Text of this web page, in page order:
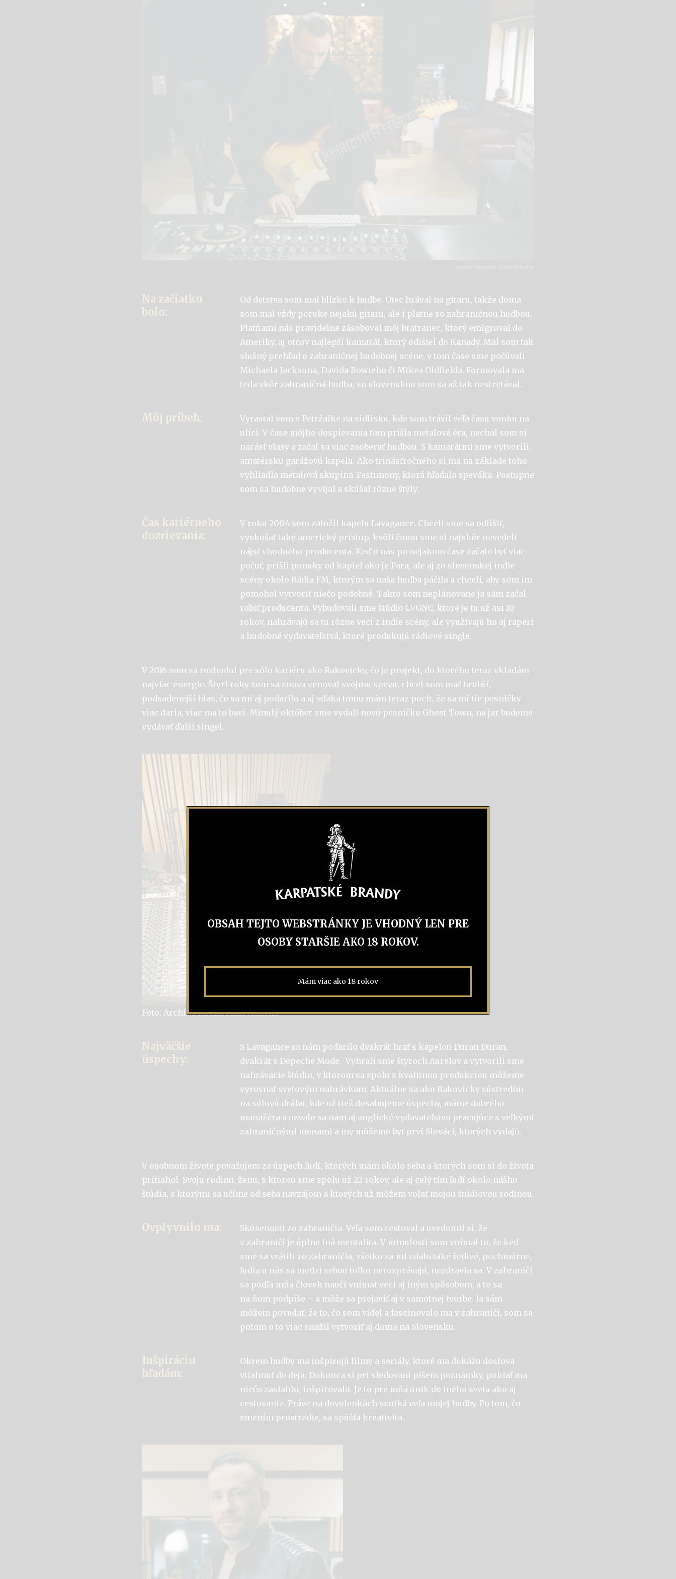
Na začiatku
bolo:
Od detstva som mal blízko k hudbe. Otec hrával na gitaru, takže doma
som mal vždy poruke nejakú gitaru, ale i platne so zahraničnou hudbou.
Platňami nás pravidelne zásoboval môj bratranec, ktorý emigroval do
Ameriky, aj otcov najlepší kamarát, ktorý odišiel do Kanady. Mal som tak
slušný prehľad o zahraničnej hudobnej scéne, v tom čase sme počúvali
Michaela Jacksona, Davida Bowieho či Mikea Oldfielda. Formovala ma
teda skôr zahraničná hudba, so slovenskou som sa až tak nestretával.
Môj príbeh:
Vyrastal som v Petržalke na sídlisku, kde som trávil veľa času vonku na
ulici. V čase môjho dospievania tam prišla metalová éra, nechal som si
narásť vlasy a začal sa viac zaoberať hudbou. S kamarátmi sme vytvorili
amatérsku garážovú kapelu. Ako trinásťročného si ma na základe toho
vyhliadla metalová skupina Testimony, ktorá hľadala speváka. Postupne
som sa hudobne vyvíjal a skúšal rôzne štýly.
Čas kariérneho
dozrievania:
V roku 2004 som založil kapelu Lavagance. Chceli sme sa odlíšiť,
vyskúšať taký americký prístup, kvôli čomu sme si najskôr nevedeli
nájsť vhodného producenta. Keď o nás po nejakom čase začalo byť viac
počuť, prišli ponuky od kapiel ako je Para, ale aj zo slovenskej indie
scény okolo Rádia FM, ktorým sa naša hudba páčila a chceli, aby som im
pomohol vytvoriť niečo podobné. Takto som neplánovane ja sám začal
robiť producenta. Vybudovali sme štúdio LVGNC, ktoré je tu už asi 10
rokov, nahrávajú sa tu rôzne veci z indie scény, ale využívajú ho aj raperi
a hudobné vydavateľstvá, ktoré produkujú rádiové single.
V 2016 som sa rozhodol pre sólo kariéru ako Rakovicky, čo je projekt, do ktorého teraz vkladám
najviac energie. Štyri roky som sa znova venoval svojmu spevu, chcel som mať hrubší,
podsadenejší hlas, čo sa mi aj podarilo a aj vďaka tomu mám teraz pocit, že sa mi tie pesničky
viac daria, viac ma to baví. Minulý október sme vydali novú pesničku Ghost Town, na jar budeme
vydávať ďalší singel.
Foto: Archív Mareka Rakovického
Najväčšie
úspechy:
S Lavagance sa nám podarilo dvakrát hrať s kapelou Duran Duran,
dvakrát s Depeche Mode. Vyhrali sme štyroch Aurelov a vytvorili sme
nahrávacie štúdio, v ktorom sa spolu s kvalitnou produkciou môžeme
vyrovnať svetovým nahrávkam. Aktuálne sa ako Rakovicky sústredím
na sólovú dráhu, kde už tiež dosahujeme úspechy, máme dobrého
manažéra a ozvalo sa nám aj anglické vydavateľstvo pracujúce s veľkými
zahraničnými menami a my môžeme byť prví Slováci, ktorých vydajú.
V osobnom živote považujem za úspech ľudí, ktorých mám okolo seba a ktorých som si do života
pritiahol. Svoju rodinu, ženu, s ktorou sme spolu už 22 rokov, ale aj celý tím ľudí okolo nášho
štúdia, s ktorými sa učíme od seba navzájom a ktorých už môžem volať mojou štúdiovou rodinou.
Ovplyvnilo ma:
Skúsenosti zo zahraničia. Veľa som cestoval a uvedomil si, že
v zahraničí je úplne iná mentalita. V minulosti som vnímal to, že keď
sme sa vrátili zo zahraničia, všetko sa mi zdalo také šedivé, pochmúrne,
ľudia u nás sa medzi sebou toľko nerozprávajú, nezdravia sa. V zahraničí
sa podľa mňa človek naučí vnímať veci aj iným spôsobom, a to sa
na ňom podpíše – a môže sa prejaviť aj v samotnej tvorbe. Ja sám
môžem povedať, že to, čo som videl a fascinovalo ma v zahraničí, som sa
potom o to viac snažil vytvoriť aj doma na Slovensku.
Inšpiráciu
hľadám:
Okrem hudby ma inšpirujú filmy a seriály, ktoré ma dokážu doslova
vtiahnuť do deja. Dokonca si pri sledovaní píšem poznámky, pokiaľ ma
niečo zasiahlo, inšpirovalo. Je to pre mňa únik do iného sveta ako aj
cestovanie. Práve na dovolenkách vzniká veľa mojej hudby. Po tom, čo
zmením prostredie, sa spúšťa kreativita.
OBSAH TEJTO WEBSTRÁNKY JE VHODNÝ LEN PRE
OSOBY STARŠIE AKO 18 ROKOV.
Mám viac ako 18 rokov